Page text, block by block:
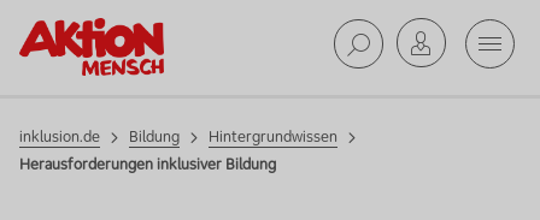
Hintergrundwissen
inklusion.de Bildung
Hintergrundwissen
Herausforderungen inklusiver Bildung